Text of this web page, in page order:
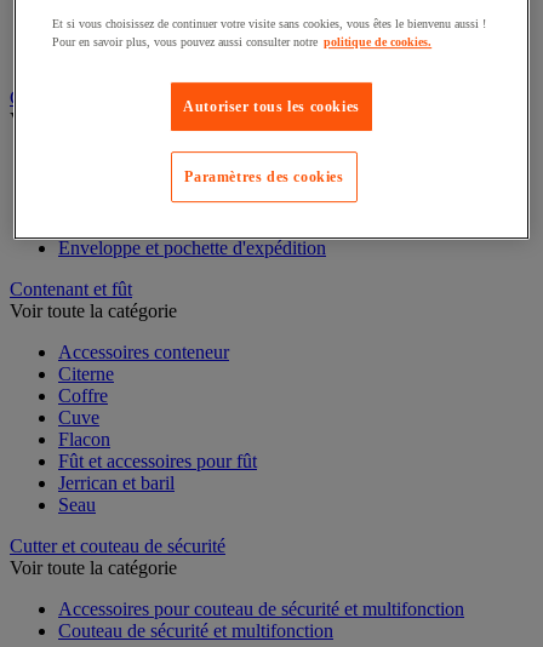
Bac pliant
Bac-tiroirs
Caisse carton, enveloppe et boîte postale
Boîte et tube d'expédition
Caisse-palette carton
Contenant et fût
Accessoires conteneur
Citerne
Coffre
Cuve
Flacon
Fût et accessoires pour fût
Jerrican et baril
Cutter et couteau de sécurité
Accessoires pour couteau de sécurité et multifonction
Et si vous choisissez de continuer votre visite sans cookies, vous êtes le bienvenu aussi !
Pour en savoir plus, vous pouvez aussi consulter notre politique de cookies.
Autoriser tous les cookies
Paramètres des cookies